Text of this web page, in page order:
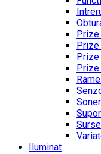
Iluminat